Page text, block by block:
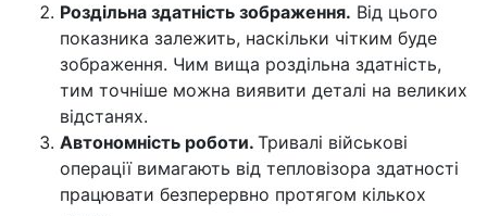
Роздільна здатність зображення. Від цього
показника залежить, наскільки чітким буде
зображення. Чим вища роздільна здатність,
тим точніше можна виявити деталі на великих
відстанях.
Автономність роботи. Тривалі військові
операції вимагають від тепловізора здатності
працювати безперервно протягом кількох